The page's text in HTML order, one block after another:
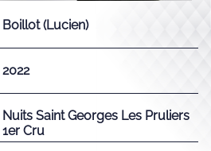
Boillot (Lucien)
2022
Nuits Saint Georges Les Pruliers
1er Cru